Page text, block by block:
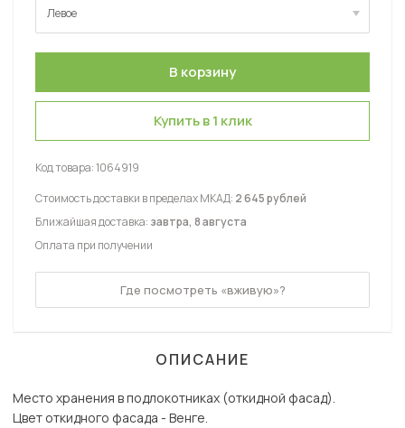
Левое
Левое
Купить в 1 клик
Код товара:1064919
Стоимость доставки в пределах МКАД: 2 645 рублей
Ближайшая доставка: завтра, 8 августа
Оплата при получении
Где посмотреть «вживую»?
ОПИСАНИЕ
Место хранения в подлокотниках (откидной фасад).
Цвет откидного фасада - Венге.